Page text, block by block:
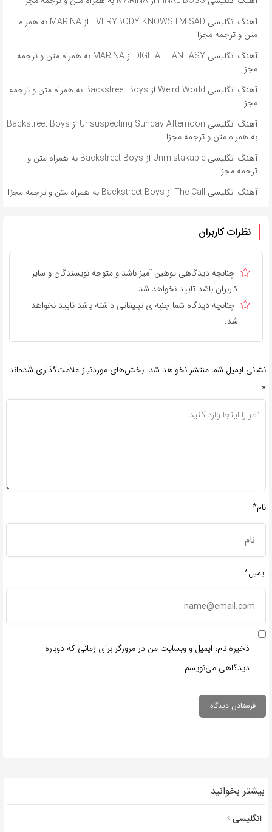
آهنگ انگلیسی EVERYBODY KNOWS I’M SAD از MARINA به همراه
متن و ترجمه مجزا
آهنگ انگلیسی DIGITAL FANTASY از MARINA به همراه متن و ترجمه
مجزا
آهنگ انگلیسی Weird World از Backstreet Boys به همراه متن و ترجمه
مجزا
آهنگ انگلیسی Unsuspecting Sunday Afternoon از Backstreet Boys
به همراه متن و ترجمه مجزا
آهنگ انگلیسی Unmistakable از Backstreet Boys به همراه متن و
ترجمه مجزا
آهنگ انگلیسی The Call از Backstreet Boys به همراه متن و ترجمه مجزا
نظرات کاربران
چنانچه دیدگاهی توهین آمیز باشد و متوجه نویسندگان و سایر
کاربران باشد تایید نخواهد شد.
چنانچه دیدگاه شما جنبه ی تبلیغاتی داشته باشد تایید نخواهد
شد.
نشانی ایمیل شما منتشر نخواهد شد. بخش‌های موردنیاز علامت‌گذاری شده‌اند
*
نام*
ایمیل*
ذخیره نام، ایمیل و وبسایت من در مرورگر برای زمانی که دوباره
دیدگاهی می‌نویسم.
بیشتر بخوانید
انگلیسی